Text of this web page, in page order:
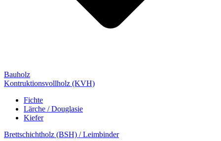
Bauholz
Kontruktionsvollholz (KVH)
Fichte
Lärche / Douglasie
Kiefer
Brettschichtholz (BSH) / Leimbinder